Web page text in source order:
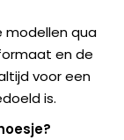
modellen qua
en de
voor een
is.